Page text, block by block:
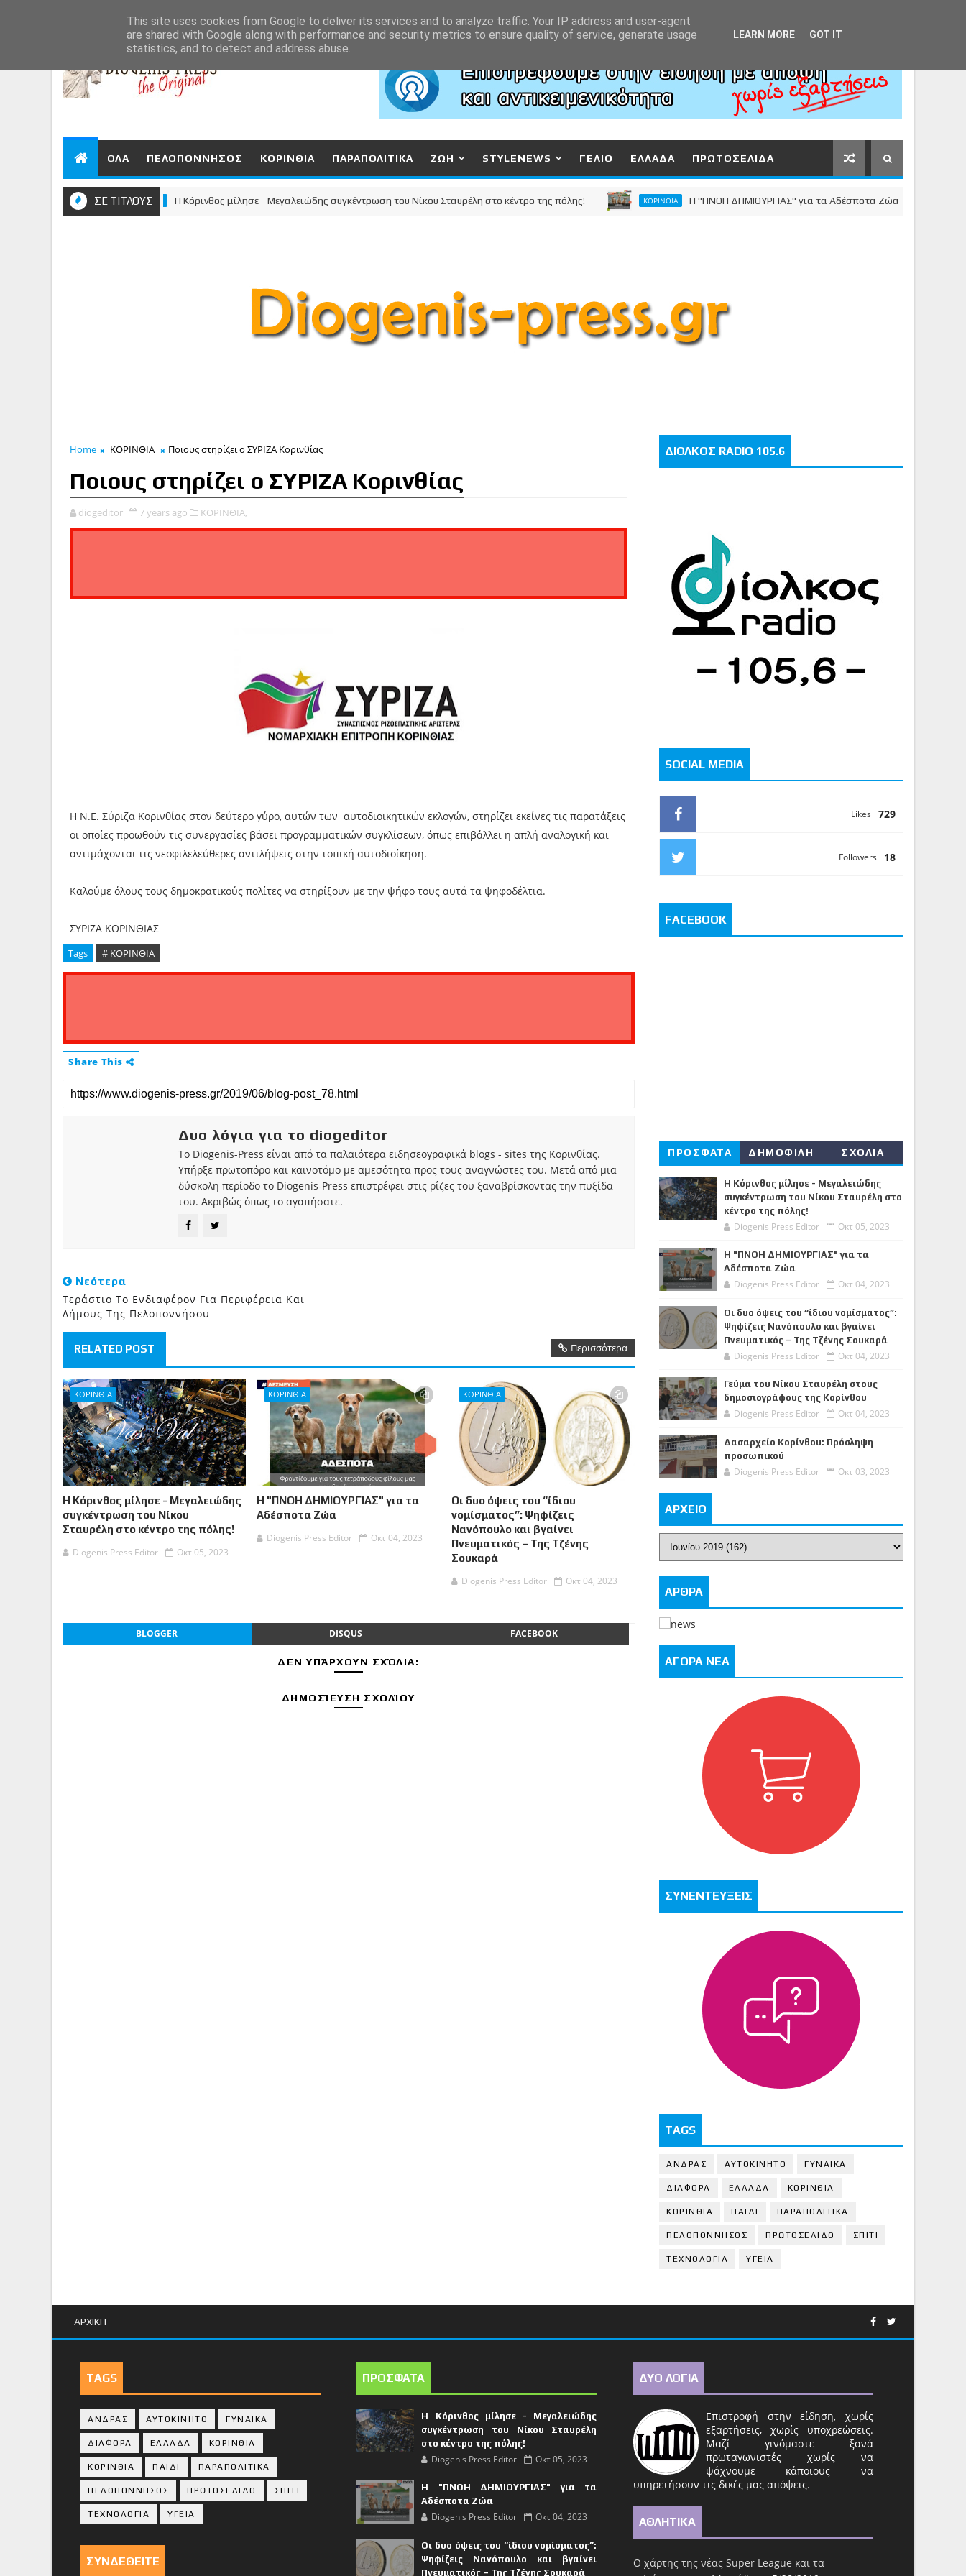
ΟΛΑ ΠΕΛΟΠΟΝΝΗΣΟΣ ΚΟΡΙΝΘΙΑ ΠΑΡΑΠΟΛΙΤΙΚΑ ΖΩΗ STYLENEWS ΓΕΛΙΟ ΕΛΛΑΔΑ ΠΡΩΤΟΣΕΛΙΔΑ
ΣΕ ΤΙΤΛΟΥΣ
ΚΟΡΙΝΘΙΑ Η Κόρινθος μίλησε - Μεγαλειώδης συγκέντρωση του Νίκου Σταυρέλη στο κέντρο της πόλης! ΚΟΡΙΝΘΙΑ Η "ΠΝΟΗ ΔΗΜΙΟΥΡΓΙΑΣ" για τα Αδέσποτα Ζώα
Home ΚΟΡΙΝΘΙΑ Ποιους στηρίζει ο ΣΥΡΙΖΑ Κορινθίας
Ποιους στηρίζει ο ΣΥΡΙΖΑ Κορινθίας
diogeditor 7 years ago ΚΟΡΙΝΘΙΑ,
Η Ν.Ε. Σύριζα Κορινθίας στον δεύτερο γύρο, αυτών των αυτοδιοικητικών εκλογών, στηρίζει εκείνες τις παρατάξεις
οι οποίες προωθούν τις συνεργασίες βάσει προγραμματικών συγκλίσεων, όπως επιβάλλει η απλή αναλογική και
αντιμάχονται τις νεοφιλελεύθερες αντιλήψεις στην τοπική αυτοδιοίκηση.
Καλούμε όλους τους δημοκρατικούς πολίτες να στηρίξουν με την ψήφο τους αυτά τα ψηφοδέλτια.
ΣΥΡΙΖΑ ΚΟΡΙΝΘΙΑΣ
Tags # ΚΟΡΙΝΘΙΑ
Share This
Δυο λόγια για το diogeditor
Το Diogenis-Press είναι από τα παλαιότερα ειδησεογραφικά blogs - sites της Κορινθίας.
Υπήρξε πρωτοπόρο και καινοτόμο με αμεσότητα προς τους αναγνώστες του. Μετά από μια
δύσκολη περίοδο το Diogenis-Press επιστρέφει στις ρίζες του ξαναβρίσκοντας την πυξίδα
του. Ακριβώς όπως το αγαπήσατε.
Νεότερα
Τεράστιο Το Ενδιαφέρον Για Περιφέρεια Και
Δήμους Της Πελοποννήσου
RELATED POST Περισσότερα
ΚΟΡΙΝΘΙΑ
Η Κόρινθος μίλησε - Μεγαλειώδης
συγκέντρωση του Νίκου
Σταυρέλη στο κέντρο της πόλης!
Diogenis Press Editor
Οκτ 05, 2023
ΚΟΡΙΝΘΙΑ
Η "ΠΝΟΗ ΔΗΜΙΟΥΡΓΙΑΣ" για τα
Αδέσποτα Ζώα
Diogenis Press Editor
Οκτ 04, 2023
ΚΟΡΙΝΘΙΑ
Οι δυο όψεις του “ίδιου
νομίσματος”: Ψηφίζεις
Νανόπουλο και βγαίνει
Πνευματικός – Της Τζένης
Σουκαρά
Diogenis Press Editor
Οκτ 04, 2023
BLOGGER DISQUS FACEBOOK
ΔΕΝ ΥΠΆΡΧΟΥΝ ΣΧΌΛΙΑ:
ΔΗΜΟΣΊΕΥΣΗ ΣΧΟΛΊΟΥ
ΔΙΟΛΚΟΣ RADIO 105.6
SOCIAL MEDIA
729
Likes
18
Followers
FACEBOOK
ΠΡΟΣΦΑΤΑ ΔΗΜΟΦΙΛΗ ΣΧΟΛΙΑ
Η Κόρινθος μίλησε - Μεγαλειώδης
συγκέντρωση του Νίκου Σταυρέλη στο
κέντρο της πόλης!
Diogenis Press Editor Οκτ 05, 2023
Η "ΠΝΟΗ ΔΗΜΙΟΥΡΓΙΑΣ" για τα
Αδέσποτα Ζώα
Diogenis Press Editor Οκτ 04, 2023
Οι δυο όψεις του “ίδιου νομίσματος”:
Ψηφίζεις Νανόπουλο και βγαίνει
Πνευματικός – Της Τζένης Σουκαρά
Diogenis Press Editor Οκτ 04, 2023
Γεύμα του Νίκου Σταυρέλη στους
δημοσιογράφους της Κορίνθου
Diogenis Press Editor Οκτ 04, 2023
Δασαρχείο Κορίνθου: Πρόσληψη
προσωπικού
Diogenis Press Editor Οκτ 03, 2023
ΑΡΧΕΙΟ
ΑΡΘΡΑ
ΑΓΟΡΑ ΝΕΑ
ΣΥΝΕΝΤΕΥΞΕΙΣ
TAGS
ΑΝΔΡΑΣ ΑΥΤΟΚΙΝΗΤΟ ΓΥΝΑΙΚΑ
ΔΙΑΦΟΡΑ ΕΛΛΑΔΑ ΚΟΡΙΝΘΙΑ
ΚΟΡΙΝΘΙA ΠΑΙΔΙ ΠΑΡΑΠΟΛΙΤΙΚΑ
ΠΕΛΟΠΟΝΝΗΣΟΣ ΠΡΩΤΟΣΕΛΙΔΟ ΣΠΙΤΙ
ΤΕΧΝΟΛΟΓΙΑ ΥΓΕΙΑ
ΑΡΧΙΚΗ
TAGS
ΑΝΔΡΑΣ ΑΥΤΟΚΙΝΗΤΟ ΓΥΝΑΙΚΑ
ΔΙΑΦΟΡΑ ΕΛΛΑΔΑ ΚΟΡΙΝΘΙΑ
ΚΟΡΙΝΘΙA ΠΑΙΔΙ ΠΑΡΑΠΟΛΙΤΙΚΑ
ΠΕΛΟΠΟΝΝΗΣΟΣ ΠΡΩΤΟΣΕΛΙΔΟ ΣΠΙΤΙ
ΤΕΧΝΟΛΟΓΙΑ ΥΓΕΙΑ
ΣΥΝΔΕΘΕΙΤΕ
ΠΡΟΣΦΑΤΑ
Η Κόρινθος μίλησε - Μεγαλειώδης
συγκέντρωση του Νίκου Σταυρέλη
στο κέντρο της πόλης!
Diogenis Press Editor Οκτ 05, 2023
Η "ΠΝΟΗ ΔΗΜΙΟΥΡΓΙΑΣ" για τα
Αδέσποτα Ζώα
Diogenis Press Editor Οκτ 04, 2023
Οι δυο όψεις του “ίδιου νομίσματος”:
Ψηφίζεις Νανόπουλο και βγαίνει
Πνευματικός – Της Τζένης Σουκαρά
ΔΥΟ ΛΟΓΙΑ
Επιστροφή στην είδηση, χωρίς
εξαρτήσεις, χωρίς υποχρεώσεις.
Μαζί γινόμαστε ξανά
πρωταγωνιστές χωρίς να
ψάχνουμε κάποιους να
υπηρετήσουν τις δικές μας απόψεις.
ΑΘΛΗΤΙΚΑ
Ο χάρτης της νέας Super League και τα
This site uses cookies from Google to deliver its services and to analyze traffic. Your IP address and user-agent
are shared with Google along with performance and security metrics to ensure quality of service, generate usage
statistics, and to detect and address abuse.
LEARN MORE GOT IT